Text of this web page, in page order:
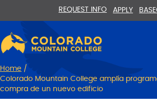
Content
navigation
REQUEST INFO APPLY
Home /
Colorado Mountain College amplía
compra de un nuevo edificio